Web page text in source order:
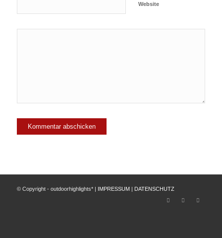
Website
© Copyright - outdoorhighlights* | IMPRESSUM DATENSCHUTZ